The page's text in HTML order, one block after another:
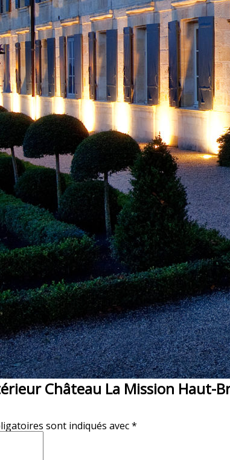
Château La Mission Haut-
sont indiqués avec*